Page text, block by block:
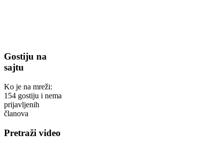
Gostiju na
sajtu
Ko je na mreži:
154 gostiju i nema
prijavljenih
članova
Pretraži video